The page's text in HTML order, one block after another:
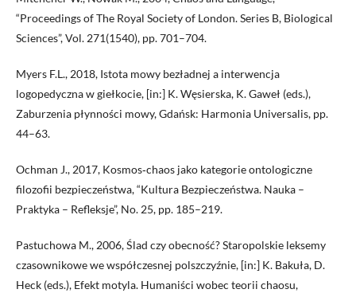
“Proceedings of The Royal Society of London. Series B, Biological
Sciences”, Vol. 271(1540), pp. 701–704.
Myers F.L., 2018, Istota mowy bezładnej a interwencja
logopedyczna w giełkocie, [in:] K. Węsierska, K. Gaweł (eds.),
Zaburzenia płynności mowy, Gdańsk: Harmonia Universalis, pp.
44–63.
Ochman J., 2017, Kosmos‑chaos jako kategorie ontologiczne
filozofii bezpieczeństwa, “Kultura Bezpieczeństwa. Nauka –
Praktyka – Refleksje”, No. 25, pp. 185–219.
Pastuchowa M., 2006, Ślad czy obecność? Staropolskie leksemy
czasownikowe we współczesnej polszczyźnie, [in:] K. Bakuła, D.
Heck (eds.), Efekt motyla. Humaniści wobec teorii chaosu,